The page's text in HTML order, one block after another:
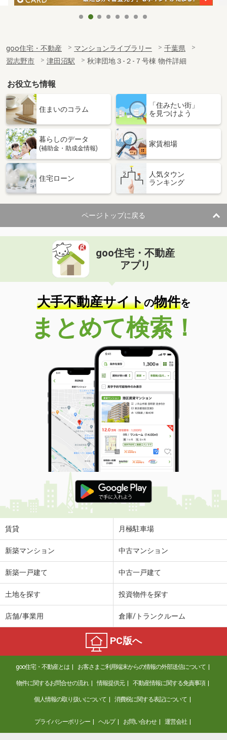
goo住宅・不動産 マンションライブラリー
千葉県
習志野市
津田沼駅 秋津団地３-２-７号棟 物件詳細
お役立ち情報
住まいのコラム
「住みたい街」
を見つけよう
暮らしのデータ
(補助金・助成金情報)
家賃相場
住宅ローン
人気タウン
ランキング
ページトップに戻る
goo住宅・不動産
アプリ
大手不動産サイトの物件を
まとめて検索！
賃貸 月極駐車場
新築マンション 中古マンション
新築一戸建て 中古一戸建て
土地を探す 投資物件を探す
店舗/事業用 倉庫/トランクルーム
PC版へ
goo住宅・不動産とは お客さまご利用端末からの情報の外部送信について
物件に関するお問合せの流れ 情報提供元 不動産情報に関する免責事項
個人情報の取り扱いについて 消費税に関する表記について
プライバシーポリシー ヘルプ お問い合わせ 運営会社